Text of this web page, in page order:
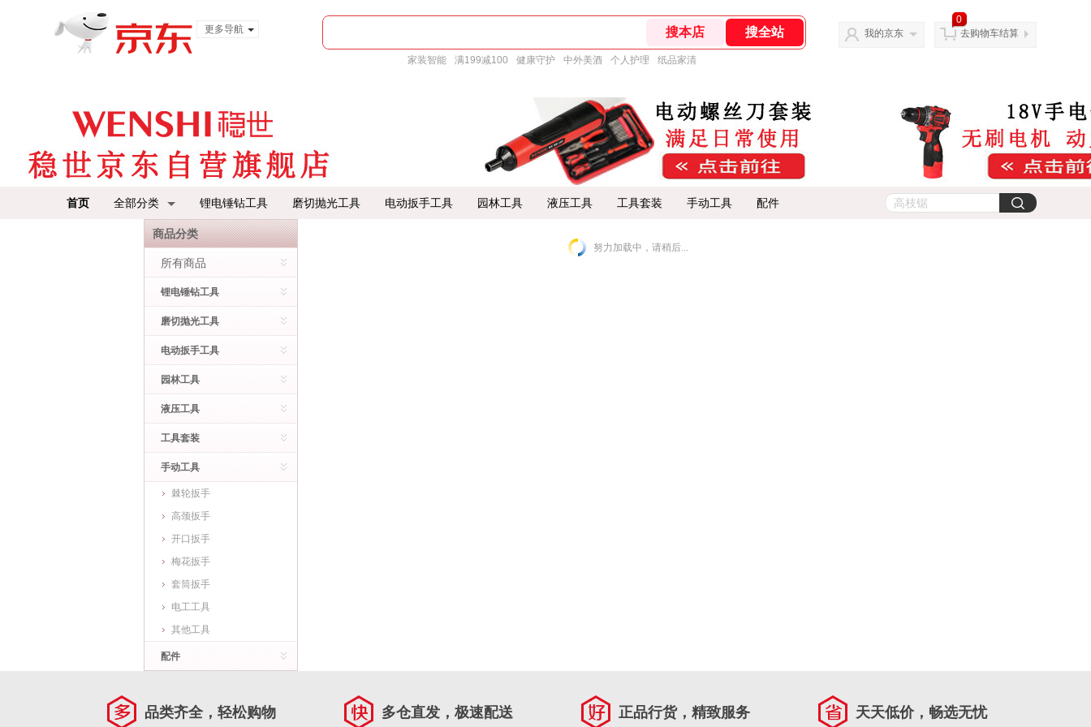
更多导航
家装智能 满199减100 健康守护 中外美酒 个人护理 纸品家清
我的京东
0
去购物车结算
首页 全部分类 锂电锤钻工具 磨切抛光工具 电动扳手工具 园林工具 液压工具 工具套装 手动工具 配件
商品分类
所有商品
锂电锤钻工具
磨切抛光工具
电动扳手工具
园林工具
液压工具
工具套装
手动工具
棘轮扳手
高颈扳手
开口扳手
梅花扳手
套筒扳手
电工工具
其他工具
配件
努力加载中，请稍后...
品类齐全，轻松购物 多仓直发，极速配送 正品行货，精致服务 天天低价，畅选无忧